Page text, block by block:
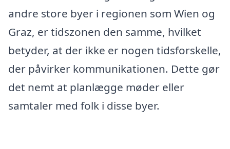
andre store byer i regionen som Wien og
Graz, er tidszonen den samme, hvilket
betyder, at der ikke er nogen tidsforskelle,
der påvirker kommunikationen. Dette gør
det nemt at planlægge møder eller
samtaler med folk i disse byer.